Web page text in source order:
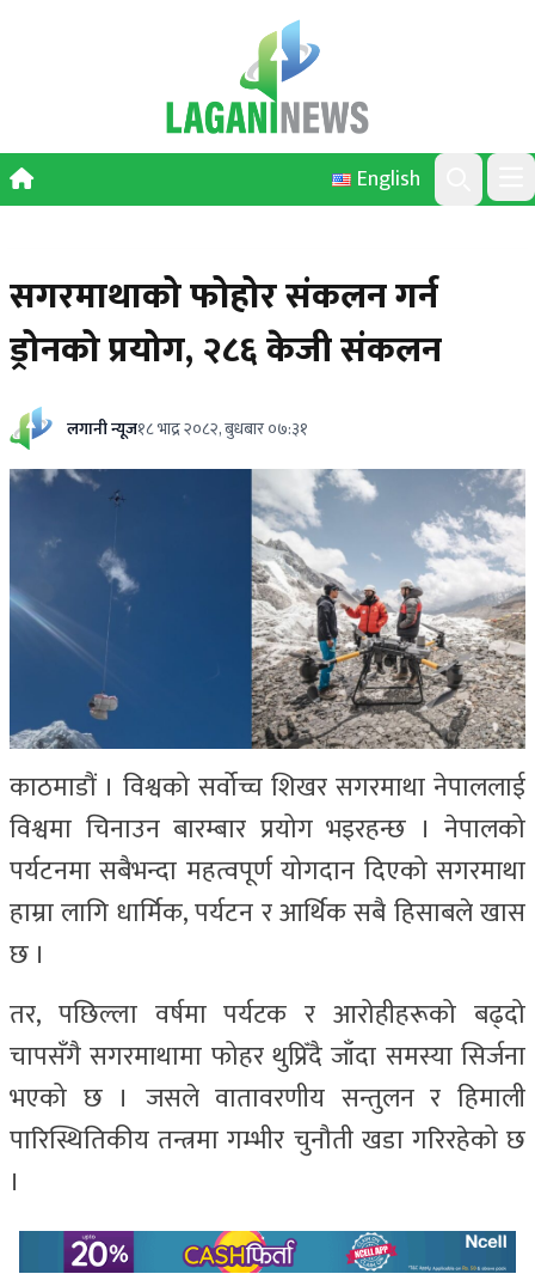
English
Search
सगरमाथाको फोहोर संकलन गर्न
ड्रोनको प्रयोग, २८६ केजी संकलन
लगानी न्यूज१८ भाद्र २०८२, बुधबार ०७:३१
काठमाडौं । विश्वको सर्वोच्च शिखर सगरमाथा नेपाललाई
विश्वमा चिनाउन बारम्बार प्रयोग भइरहन्छ । नेपालको
पर्यटनमा सबैभन्दा महत्वपूर्ण योगदान दिएको सगरमाथा
हाम्रा लागि धार्मिक, पर्यटन र आर्थिक सबै हिसाबले खास
छ ।
तर, पछिल्ला वर्षमा पर्यटक र आरोहीहरूको बढ्दो
चापसँगै सगरमाथामा फोहर थुप्रिँदै जाँदा समस्या सिर्जना
भएको छ । जसले वातावरणीय सन्तुलन र हिमाली
पारिस्थितिकीय तन्त्रमा गम्भीर चुनौती खडा गरिरहेको छ
।